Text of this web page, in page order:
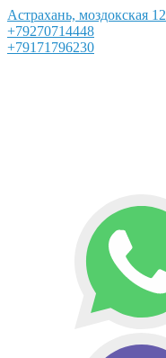
Астрахань, моздокская 12
+79270714448
+79171796230